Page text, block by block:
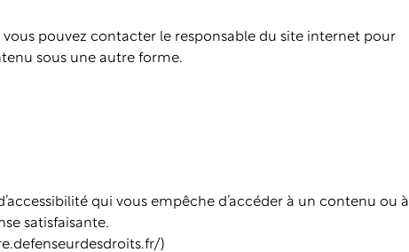
vous pouvez contacter le responsable du site internet pour
sous une autre forme.
qui vous empêche d’accéder à un contenu ou à
satisfaisante.
)